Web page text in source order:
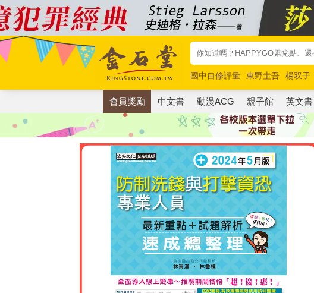
國中自修評量 東野圭吾 楊双子
唯紅花綻放
奧德賽 路邊攤新作
會員獎勵 中文書 動漫ACG 親子館 英文書